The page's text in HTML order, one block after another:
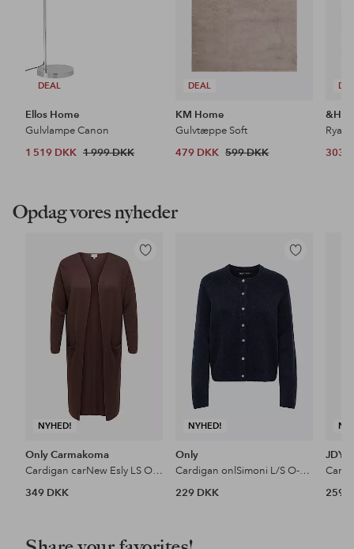
DEAL
Ellos Home
Gulvlampe Canon
1 519 DKK 1 999 DKK
DEAL
KM Home
Gulvtæppe Soft
479 DKK 599 DKK
303
Opdag vores nyheder
NYHED!
Tilføj
favoritter
Only Carmakoma
Cardigan carNew Esly LS Open Long Cardigan
349 DKK
NYHED!
Tilføj
favoritter
Only
Cardigan onlSimoni L/S O-neck Knt N
229 DKK
JDY
259